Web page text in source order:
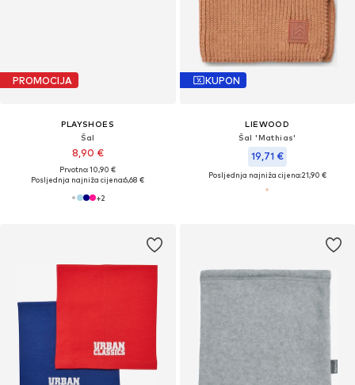
PROMOCIJA
PLAYSHOES
Šal
8,90 €
Prvotno: 10,90 €
Posljednja najniža cijena:6,68 €
+2
KUPON
LIEWOOD
Šal 'Mathias'
19,71 €
Posljednja najniža cijena:21,90 €